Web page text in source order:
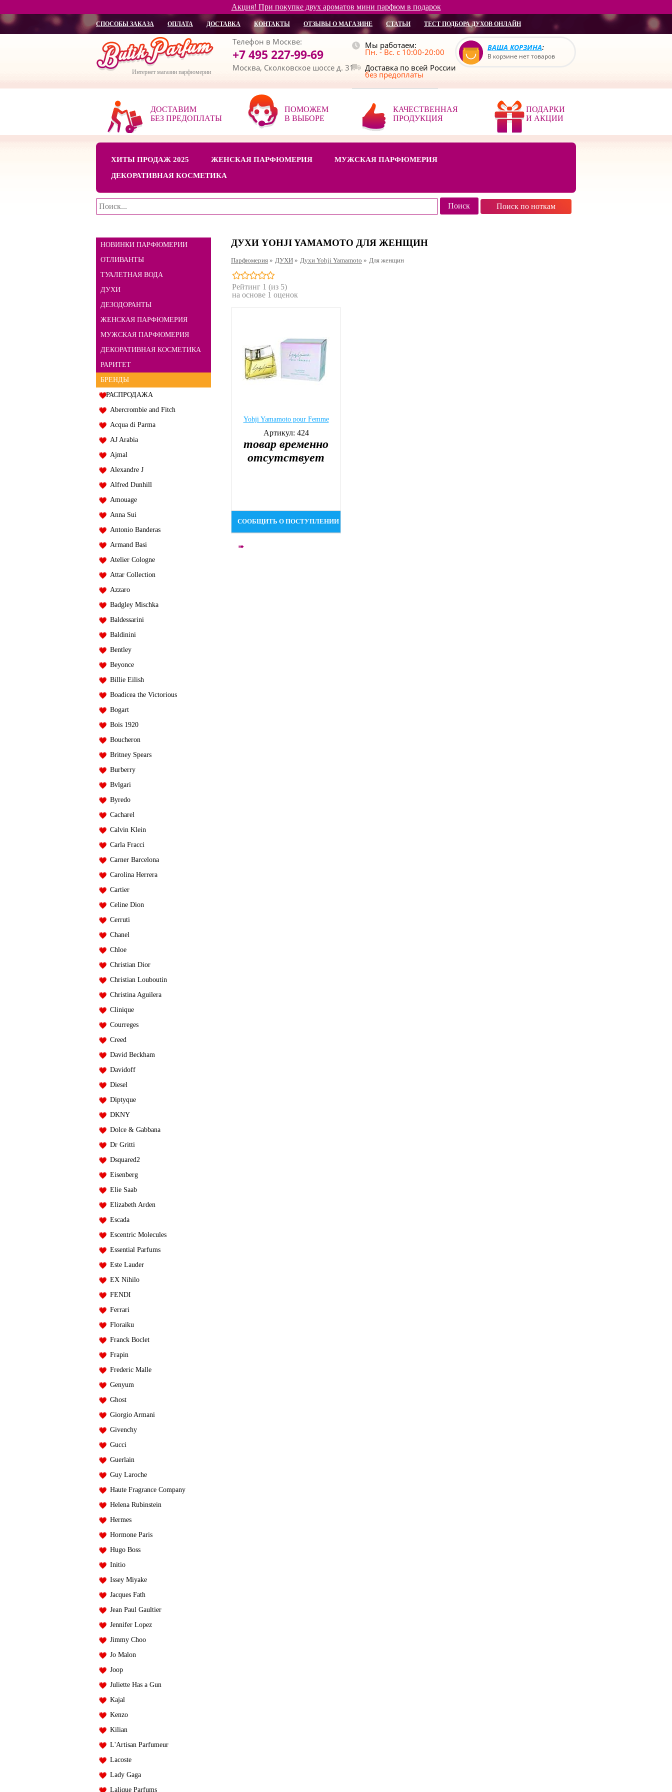
Акция! При покупке двух ароматов мини парфюм в подарок
СПОСОБЫ ЗАКАЗА ОПЛАТА ДОСТАВКА КОНТАКТЫ ОТЗЫВЫ О МАГАЗИНЕ СТАТЬИ ТЕСТ ПОДБОРА ДУХОВ ОНЛАЙН
Интернет магазин парфюмерии
Телефон в Москве:
+7 495 227-99-69
Москва, Сколковское шоссе д. 31
Мы работаем:
Пн. - Вс. с 10:00-20:00
Доставка по всей России
без предоплаты
ВАША КОРЗИНА:
В корзине нет товаров
ДОСТАВИМ
БЕЗ ПРЕДОПЛАТЫ
ПОМОЖЕМ
В ВЫБОРЕ
КАЧЕСТВЕННАЯ
ПРОДУКЦИЯ
ПОДАРКИ
И АКЦИИ
ХИТЫ ПРОДАЖ 2025 ЖЕНСКАЯ ПАРФЮМЕРИЯ
МУЖСКАЯ ПАРФЮМЕРИЯ
ДЕКОРАТИВНАЯ КОСМЕТИКА
Поиск по ноткам
НОВИНКИ ПАРФЮМЕРИИ
ОТЛИВАНТЫ
ТУАЛЕТНАЯ ВОДА
ДУХИ
ДЕЗОДОРАНТЫ
ЖЕНСКАЯ ПАРФЮМЕРИЯ
МУЖСКАЯ ПАРФЮМЕРИЯ
ДЕКОРАТИВНАЯ КОСМЕТИКА
РАРИТЕТ
БРЕНДЫ
РАСПРОДАЖА
Abercrombie and Fitch
Acqua di Parma
AJ Arabia
Ajmal
Alexandre J
Alfred Dunhill
Amouage
Anna Sui
Antonio Banderas
Armand Basi
Atelier Cologne
Attar Collection
Azzaro
Badgley Mischka
Baldessarini
Baldinini
Bentley
Beyonce
Billie Eilish
Boadicea the Victorious
Bogart
Bois 1920
Boucheron
Britney Spears
Burberry
Bvlgari
Byredo
Cacharel
Calvin Klein
Carla Fracci
Carner Barcelona
Carolina Herrera
Cartier
Celine Dion
Cerruti
Chanel
Chloe
Christian Dior
Christian Louboutin
Christina Aguilera
Clinique
Courreges
Creed
David Beckham
Davidoff
Diesel
Diptyque
DKNY
Dolce & Gabbana
Dr Gritti
Dsquared2
Eisenberg
Elie Saab
Elizabeth Arden
Escada
Escentric Molecules
Essential Parfums
Este Lauder
EX Nihilo
FENDI
Ferrari
Floraiku
Franck Boclet
Frapin
Frederic Malle
Genyum
Ghost
Giorgio Armani
Givenchy
Gucci
Guerlain
Guy Laroche
Haute Fragrance Company
Helena Rubinstein
Hermes
Hormone Paris
Hugo Boss
Initio
Issey Miyake
Jacques Fath
Jean Paul Gaultier
Jennifer Lopez
Jimmy Choo
Jo Malon
Joop
Juliette Has a Gun
Kajal
Kenzo
Kilian
L'Artisan Parfumeur
Lacoste
Lady Gaga
Lalique Parfums
ДУХИ YOHJI YAMAMOTO ДЛЯ ЖЕНЩИН
Парфюмерия » ДУХИ » Духи Yohji Yamamoto » Для женщин
Рейтинг 1 (из 5)
на основе 1 оценок
Yohji Yamamoto pour Femme
Артикул: 424
товар временно
отсутствует
СООБЩИТЬ О ПОСТУПЛЕНИИ
➠